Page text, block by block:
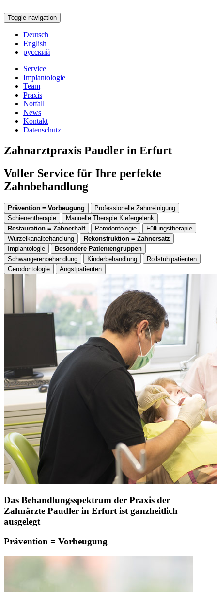
Toggle navigation
Deutsch
English
русский
Service
Implantologie
Team
Praxis
Notfall
News
Kontakt
Datenschutz
Zahnarztpraxis Paudler in Erfurt
Voller Service für Ihre perfekte
Zahnbehandlung
Prävention = Vorbeugung
Professionelle Zahnreinigung
Schienentherapie
Manuelle Therapie Kiefergelenk
Restauration = Zahnerhalt
Parodontologie
Füllungstherapie
Wurzelkanalbehandlung
Rekonstruktion = Zahnersatz
Implantologie
Besondere Patientengruppen
Schwangerenbehandlung
Kinderbehandlung
Rollstuhlpatienten
Gerodontologie
Angstpatienten
Das Behandlungsspektrum der Praxis der
Zahnärzte Paudler in Erfurt ist ganzheitlich
ausgelegt
Prävention = Vorbeugung